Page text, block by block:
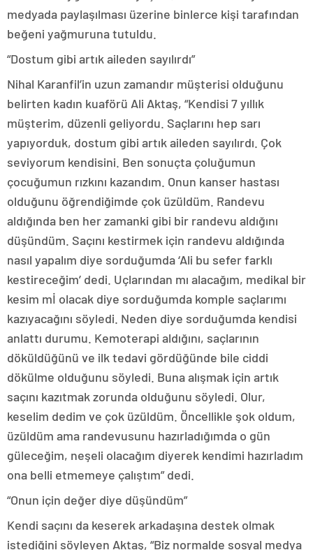
medyada paylaşılması üzerine binlerce kişi tarafından
beğeni yağmuruna tutuldu.
“Dostum gibi artık aileden sayılırdı”
Nihal Karanfil’in uzun zamandır müşterisi olduğunu
belirten kadın kuaförü Ali Aktaş, “Kendisi 7 yıllık
müşterim, düzenli geliyordu. Saçlarını hep sarı
yapıyorduk, dostum gibi artık aileden sayılırdı. Çok
seviyorum kendisini. Ben sonuçta çoluğumun
çocuğumun rızkını kazandım. Onun kanser hastası
olduğunu öğrendiğimde çok üzüldüm. Randevu
aldığında ben her zamanki gibi bir randevu aldığını
düşündüm. Saçını kestirmek için randevu aldığında
nasıl yapalım diye sorduğumda ‘Ali bu sefer farklı
kestireceğim’ dedi. Uçlarından mı alacağım, medikal bir
kesim mİ olacak diye sorduğumda komple saçlarımı
kazıyacağını söyledi. Neden diye sorduğumda kendisi
anlattı durumu. Kemoterapi aldığını, saçlarının
döküldüğünü ve ilk tedavi gördüğünde bile ciddi
dökülme olduğunu söyledi. Buna alışmak için artık
saçını kazıtmak zorunda olduğunu söyledi. Olur,
keselim dedim ve çok üzüldüm. Öncellikle şok oldum,
üzüldüm ama randevusunu hazırladığımda o gün
güleceğim, neşeli olacağım diyerek kendimi hazırladım
ona belli etmemeye çalıştım” dedi.
“Onun için değer diye düşündüm”
Kendi saçını da keserek arkadaşına destek olmak
istediğini söyleyen Aktaş, “Biz normalde sosyal medya